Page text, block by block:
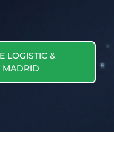
LOGISTIC &
MADRID